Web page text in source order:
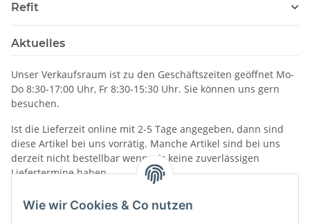
Wie wir Cookies & Co nutzen
Refit
Aktuelles
Unser Verkaufsraum ist zu den Geschäftszeiten geöffnet Mo-
Do 8:30-17:00 Uhr, Fr 8:30-15:30 Uhr. Sie können uns gern
besuchen.
Ist die Lieferzeit online mit 2-5 Tage angegeben, dann sind
diese Artikel bei uns vorrätig. Manche Artikel sind bei uns
derzeit nicht bestellbar wenn wir keine zuverlässigen
Liefertermine haben.
Informationen